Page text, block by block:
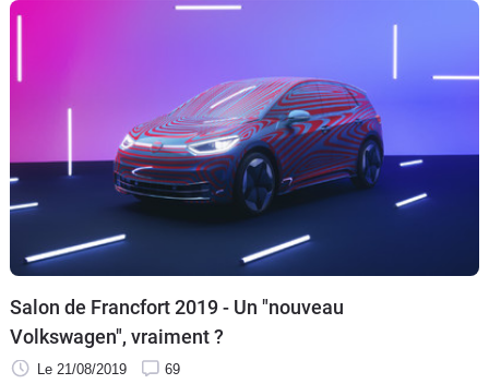
Salon de Francfort 2019 - Un "nouveau
Volkswagen", vraiment ?
Le 21/08/2019 69